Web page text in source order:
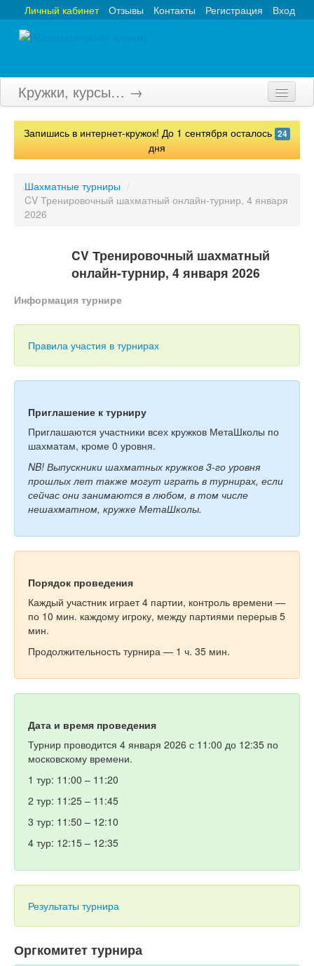
Вход
Регистрация
Контакты
Отзывы
Личный кабинет
Кружки, курсы… →
Главная
Олимпиады
Конкурсы
Книги
Запишись в интернет-кружок! До 1 сентября осталось 24
дня
Шахматные турниры /
CV Тренировочный шахматный онлайн-турнир, 4 января
2026
CV Тренировочный шахматный
онлайн-турнир, 4 января 2026
Информация турнире
Правила участия в турнирах
Приглашение к турниру
Приглашаются участники всех кружков МетаШколы по
шахматам, кроме 0 уровня.
NB! Выпускники шахматных кружков 3-го уровня
прошлых лет также могут играть в турнирах, если
сейчас они занимаются в любом, в том числе
нешахматном, кружке МетаШколы.
Порядок проведения
Каждый участник играет 4 партии, контроль времени —
по 10 мин. каждому игроку, между партиями перерыв 5
мин.
Продолжительность турнира — 1 ч. 35 мин.
Дата и время проведения
Турнир проводится 4 января 2026 с 11:00 до 12:35 по
московскому времени.
1 тур: 11:00 – 11:20
2 тур: 11:25 – 11:45
3 тур: 11:50 – 12:10
4 тур: 12:15 – 12:35
Результаты турнира
Оргкомитет турнира